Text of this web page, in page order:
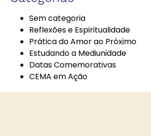
Bazar
Beneficente
Sem categoria
Reflexões e Espiritualidade
Prática do Amor ao Próximo
Estudando a Mediunidade
Datas Comemorativas
CEMA em Ação